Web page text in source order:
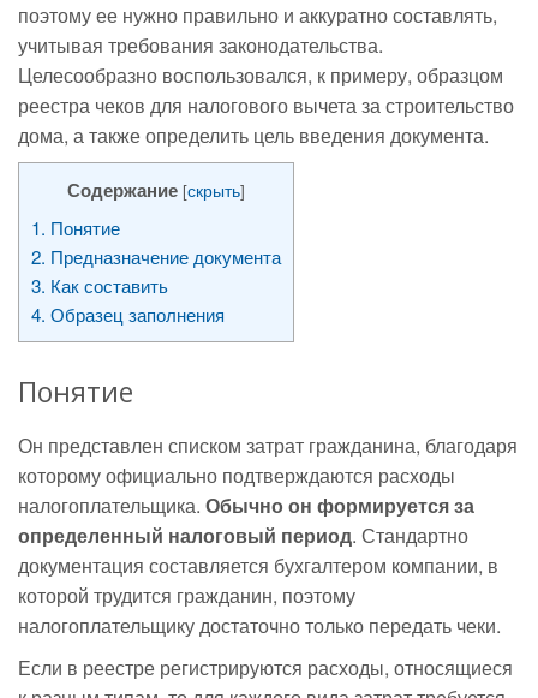
поэтому ее нужно правильно и аккуратно составлять,
учитывая требования законодательства.
Целесообразно воспользовался, к примеру, образцом
реестра чеков для налогового вычета за строительство
дома, а также определить цель введения документа.
Содержание [скрыть]
1. Понятие
2. Предназначение документа
3. Как составить
4. Образец заполнения
Понятие
Он представлен списком затрат гражданина, благодаря
которому официально подтверждаются расходы
налогоплательщика. Обычно он формируется за
определенный налоговый период. Стандартно
документация составляется бухгалтером компании, в
которой трудится гражданин, поэтому
налогоплательщику достаточно только передать чеки.
Если в реестре регистрируются расходы, относящиеся